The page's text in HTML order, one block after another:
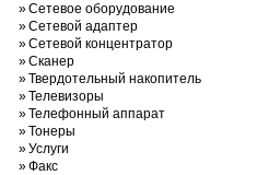
»Сетевое оборудование
»Сетевой адаптер
»Сетевой концентратор
»Сканер
»Твердотельный накопитель
»Телевизоры
»Телефонный аппарат
»Тонеры
»Услуги
»Факс